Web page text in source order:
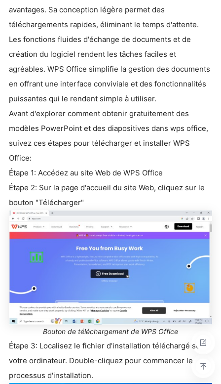
avantages. Sa conception légère permet des
téléchargements rapides, éliminant le temps d'attente.
Les fonctions fluides d'échange de documents et de
création du logiciel rendent les tâches faciles et
agréables. WPS Office simplifie la gestion des documents
en offrant une interface conviviale et des fonctionnalités
puissantes qui le rendent simple à utiliser.
Avant d'explorer comment obtenir gratuitement des
modèles PowerPoint et des diapositives dans wps office,
suivez ces étapes pour télécharger et installer WPS
Office:
Étape 1: Accédez au site Web de WPS Office
Étape 2: Sur la page d'accueil du site Web, cliquez sur le
bouton "Télécharger"
Bouton de téléchargement de WPS Office
Étape 3: Localisez le fichier d'installation téléchargé sur
votre ordinateur. Double-cliquez pour commencer le
processus d'installation.